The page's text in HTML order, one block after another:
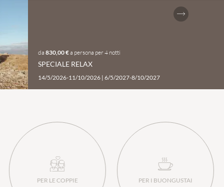
da 830,00 €a persona per4 notti
SPECIALE RELAX
14/5/2026-11/10/2026 | 6/5/2027-8/10/2027
PER LE COPPIE PER I BUONGUSTAI